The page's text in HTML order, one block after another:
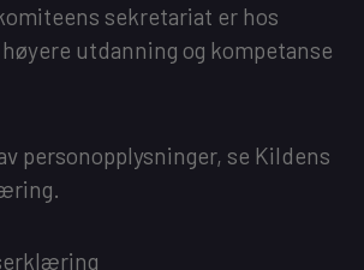
sekretariat er hos
utdanning og kompetanse
personopplysninger, se Kildens
.